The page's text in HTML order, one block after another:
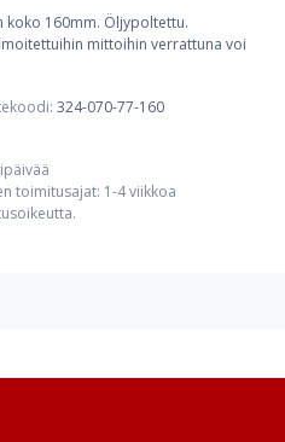
koko 160mm. Öljypoltettu.
mittoihin verrattuna voi
324-070-77-160
toimitusajat: 1-4 viikkoa